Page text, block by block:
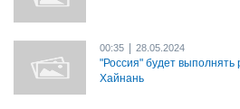
00:35 28.05.2024
"Россия" будет выполнять
Хайнань